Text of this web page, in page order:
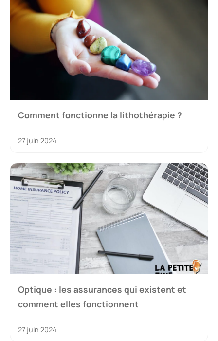
Comment fonctionne la lithothérapie ?
27 juin 2024
Optique : les assurances qui existent et
comment elles fonctionnent
27 juin 2024